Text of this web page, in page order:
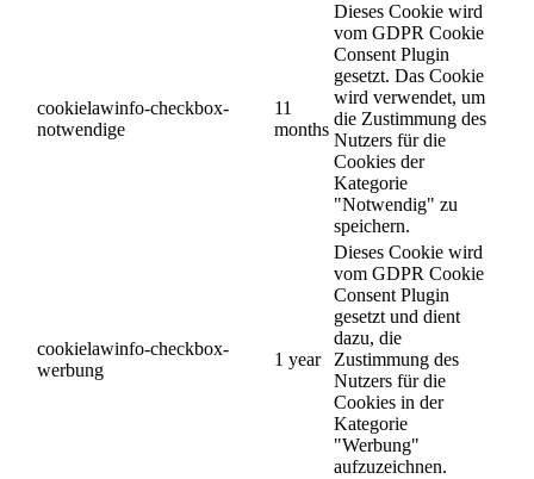
cookielawinfo-checkbox-
notwendige
11
months
Dieses Cookie wird
vom GDPR Cookie
Consent Plugin
gesetzt. Das Cookie
wird verwendet, um
die Zustimmung des
Nutzers für die
Cookies der
Kategorie
"Notwendig" zu
speichern.
cookielawinfo-checkbox-
werbung
1 year
Dieses Cookie wird
vom GDPR Cookie
Consent Plugin
gesetzt und dient
dazu, die
Zustimmung des
Nutzers für die
Cookies in der
Kategorie
"Werbung"
aufzuzeichnen.